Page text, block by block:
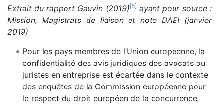
Extrait du rapport Gauvin (2019)[5] ayant pour source :
Mission, Magistrats de liaison et note DAEI (janvier
2019)
Pour les pays membres de l’Union européenne, la
confidentialité des avis juridiques des avocats ou
juristes en entreprise est écartée dans le contexte
des enquêtes de la Commission européenne pour
le respect du droit européen de la concurrence.